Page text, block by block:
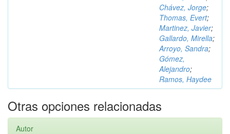
Chávez, Jorge;
Thomas, Evert;
Martinez, Javier;
Gallardo, Mirella;
Arroyo, Sandra;
Gómez,
Alejandro;
Ramos, Haydee
Otras opciones relacionadas
Autor